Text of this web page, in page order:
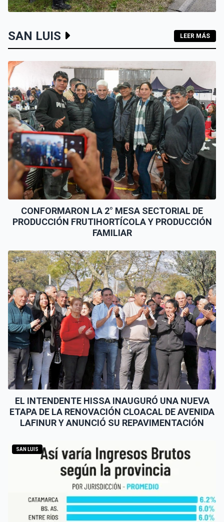
EL GOBIERNO RECONSTRUIRÁ LAS LOSAS DE LA
AUTOPISTA ENTRE VILLA MERCEDES Y FRAGA
SAN LUIS LEER MÁS
CONFORMARON LA 2° MESA SECTORIAL DE
PRODUCCIÓN FRUTIHORTÍCOLA Y PRODUCCIÓN
FAMILIAR
EL INTENDENTE HISSA INAUGURÓ UNA NUEVA
ETAPA DE LA RENOVACIÓN CLOACAL DE AVENIDA
LAFINUR Y ANUNCIÓ SU REPAVIMENTACIÓN
SAN LUIS